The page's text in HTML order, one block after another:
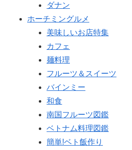
ダナン
ホーチミングルメ
美味しいお店特集
カフェ
麺料理
フルーツ＆スイーツ
バインミー
和食
南国フルーツ図鑑
ベトナム料理図鑑
簡単!ベト飯作り